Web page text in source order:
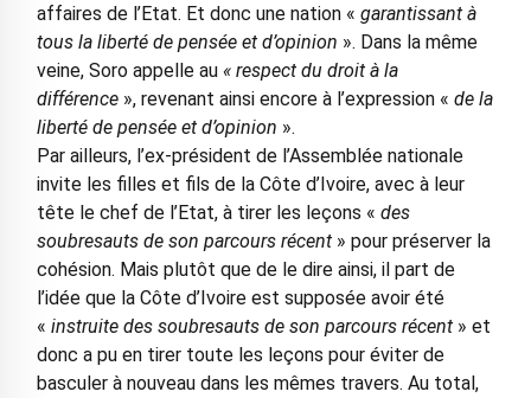
affaires de l’Etat. Et donc une nation « garantissant à
tous la liberté de pensée et d’opinion ». Dans la même
veine, Soro appelle au « respect du droit à la
différence», revenant ainsi encore à l’expression « de la
liberté de pensée et d’opinion ».
Par ailleurs, l’ex-président de l’Assemblée nationale
invite les filles et fils de la Côte d’Ivoire, avec à leur
tête le chef de l’Etat, à tirer les leçons « des
soubresauts de son parcours récent» pour préserver la
cohésion. Mais plutôt que de le dire ainsi, il part de
l’idée que la Côte d’Ivoire est supposée avoir été
« instruite des soubresauts de son parcours récent» et
donc a pu en tirer toute les leçons pour éviter de
basculer à nouveau dans les mêmes travers. Au total,